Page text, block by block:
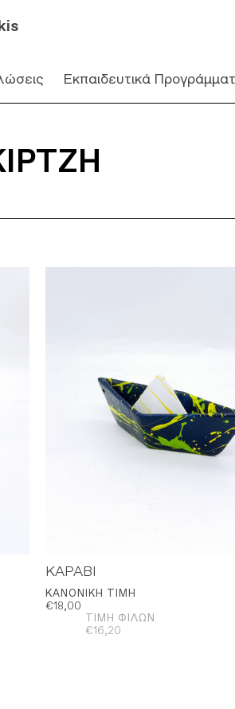
Εκπαιδευτικά
ΚΑΡΑΒΙ
ΚΑΝΟΝΙΚΉ ΤΙΜΉ
€18,00
ΤΙΜΉ ΦΊΛΩΝ
€16,20